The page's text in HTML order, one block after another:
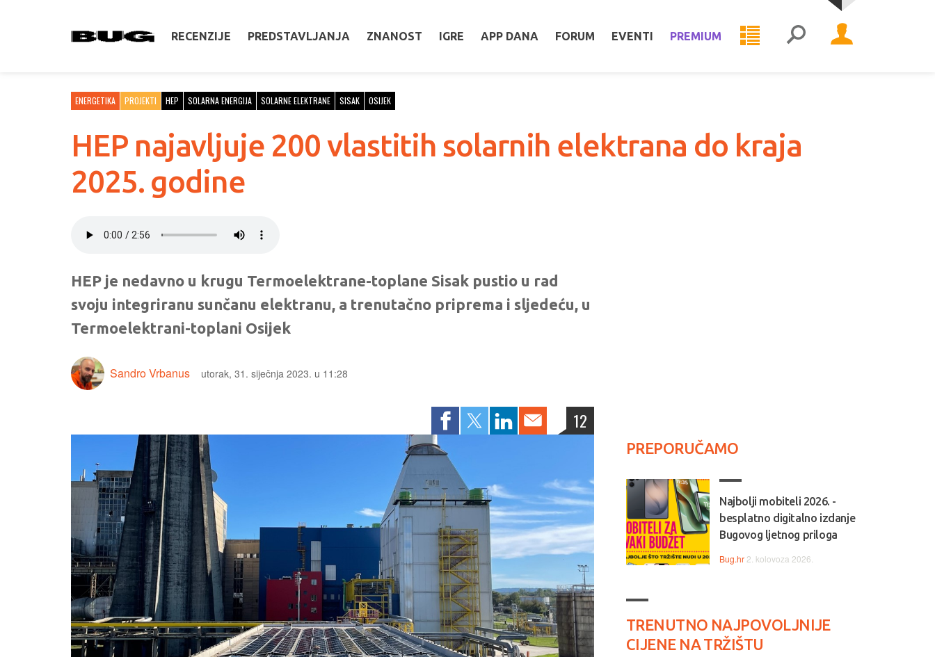
RECENZIJE PREDSTAVLJANJA ZNANOST IGRE APP DANA FORUM EVENTI PREMIUM
ENERGETIKA PROJEKTI HEP SOLARNA ENERGIJA SOLARNE ELEKTRANE SISAK OSIJEK
HEP najavljuje 200 vlastitih solarnih elektrana do kraja
2025. godine
HEP je nedavno u krugu Termoelektrane-toplane Sisak pustio u rad
svoju integriranu sunčanu elektranu, a trenutačno priprema i sljedeću, u
Termoelektrani-toplani Osijek
Sandro Vrbanus utorak, 31. siječnja 2023. u 11:28
12
PREPORUČAMO
Najbolji mobiteli 2026. -
besplatno digitalno izdanje
Bugovog ljetnog priloga
Bug.hr 2. kolovoza 2026.
TRENUTNO NAJPOVOLJNIJE
CIJENE NA TRŽIŠTU